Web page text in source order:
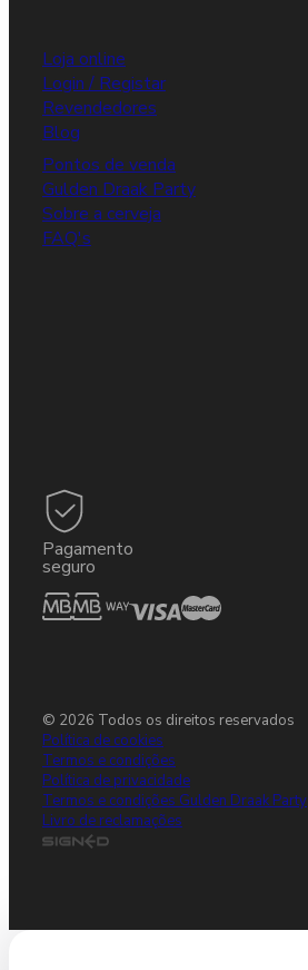
Loja online
Login / Registar
Revendedores
Blog
Pontos de venda
Gulden Draak Party
Sobre a cerveja
FAQ's
Pagamento
seguro
© 2026 Todos os direitos reservados
Política de cookies
Termos e condições
Política de privacidade
Termos e condições Gulden Draak Party
Livro de reclamações